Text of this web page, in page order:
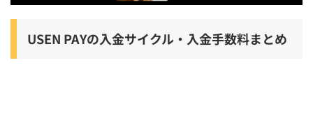
USEN PAYの翌日入金サービスは追加費用がかかる？
USEN PAYの入金サイクル・入金手数料まとめ